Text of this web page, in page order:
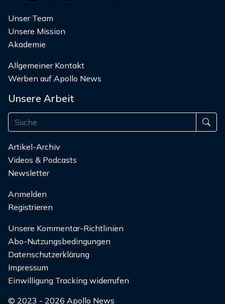
Unser Team
Unsere Mission
Akademie
Allgemeiner Kontakt
Werben auf Apollo News
Unsere Arbeit
Artikel-Archiv
Videos & Podcasts
Newsletter
Anmelden
Registrieren
Unsere Kommentar-Richtlinien
Abo-Nutzungsbedingungen
Datenschutzerklärung
Impressum
Einwilligung Tracking widerrufen
© 2023 - 2026 Apollo News